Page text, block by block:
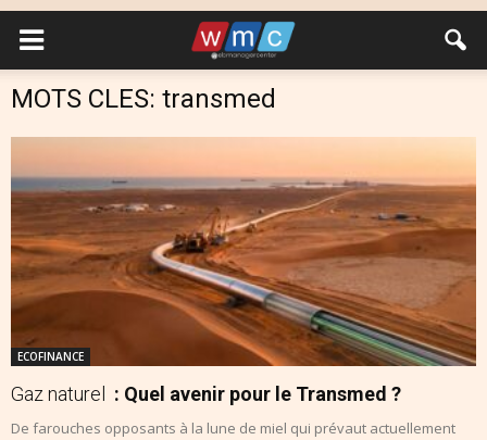
MOTS CLES: transmed
ECOFINANCE
Gaz naturel : Quel avenir pour le Transmed ?
De farouches opposants à la lune de miel qui prévaut actuellement